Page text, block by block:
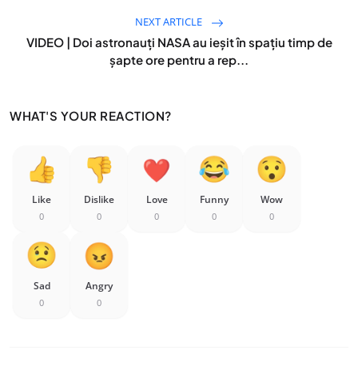
NEXT ARTICLE
VIDEO | Doi astronauți NASA au ieșit în spațiu timp de
șapte ore pentru a rep...
WHAT'S YOUR REACTION?
Like
0
Dislike
0
Love
0
Funny
0
Wow
0
Sad
0
Angry
0